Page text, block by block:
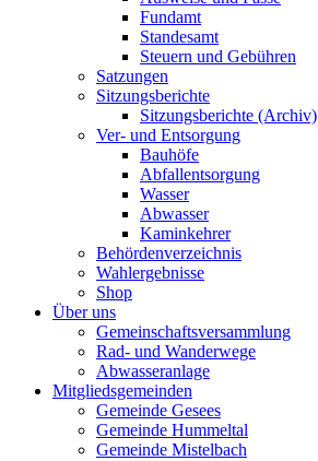
Fundamt
Standesamt
Steuern und Gebühren
Satzungen
Sitzungsberichte
Sitzungsberichte (Archiv)
Ver- und Entsorgung
Bauhöfe
Abfallentsorgung
Wasser
Abwasser
Kaminkehrer
Behördenverzeichnis
Wahlergebnisse
Shop
Über uns
Gemeinschaftsversammlung
Rad- und Wanderwege
Abwasseranlage
Mitgliedsgemeinden
Gemeinde Gesees
Gemeinde Hummeltal
Gemeinde Mistelbach